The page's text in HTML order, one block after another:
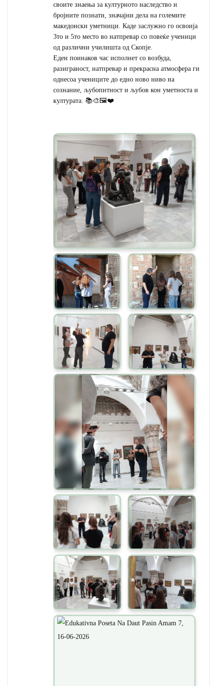
своите знаења за културното наследство и
бројните познати, значајни дела на големите
македонски уметници. Каде заслужно го освоија
3то и 5то место во натпревар со повеќе ученици
од различни училишта од Скопје.
Еден поинаков час исполнет со возбуда,
разиграност, натпревар и прекрасна атмосфера ги
однесоа учениците до едно ново ниво на
сознание, љубопитност и љубов кон уметноста и
културата. 📚🎨🖼️❤️